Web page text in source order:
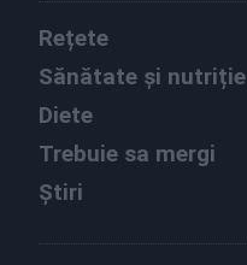
Rețete
Sănătate și nutriție
Diete
Trebuie sa mergi
Știri